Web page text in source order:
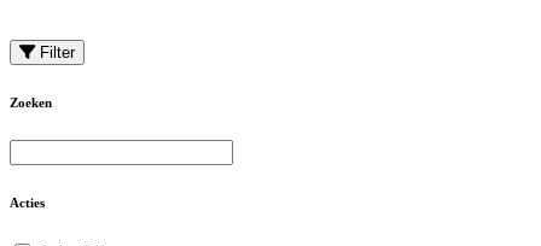
Filter
Zoeken
Acties